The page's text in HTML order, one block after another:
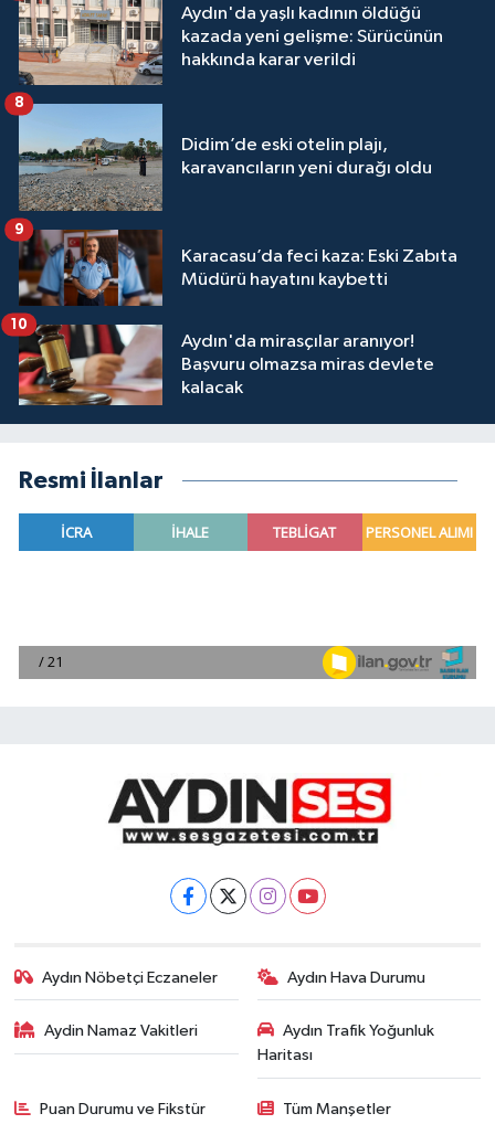
Aydın'da yaşlı kadının öldüğü
kazada yeni gelişme: Sürücünün
hakkında karar verildi
Didim’de eski otelin plajı,
karavancıların yeni durağı oldu
8
Karacasu’da feci kaza: Eski Zabıta
Müdürü hayatını kaybetti
9
Aydın'da mirasçılar aranıyor!
Başvuru olmazsa miras devlete
kalacak
10
Resmi İlanlar
Aydın Nöbetçi Eczaneler Aydın Hava Durumu
Aydin Namaz Vakitleri
Aydın Trafik Yoğunluk
Haritası
Puan Durumu ve Fikstür Tüm Manşetler